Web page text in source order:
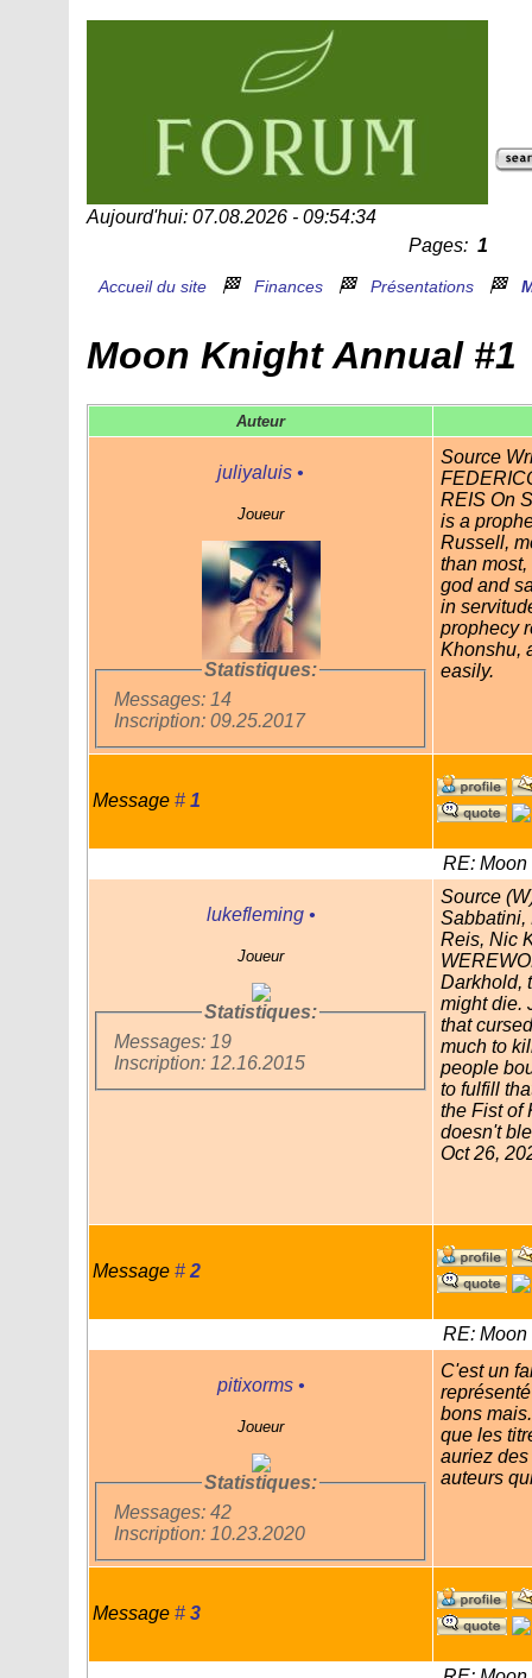
Aujourd'hui: 07.08.2026 - 09:54:34
Pages: 1
Accueil du site 🏁Finances 🏁Présentations 🏁
Moon Knight Annual #1
Auteur
juliyaluis •
Joueur
Statistiques:
Messages: 14
Inscription: 09.25.2017
Source
REIS On
is a
Russell,
than
god and
in
prophecy
Khonshu,
easily.
Message#1
RE:
lukefleming •
Joueur
Statistiques:
Messages: 19
Inscription: 12.16.2015
Source
Sabbatini,
Reis, Nic
Darkhold,
might die.
that
much to
people
to fulfill
the Fist of
doesn't
Oct 26,
Message#2
RE:
pitixorms •
Joueur
Statistiques:
Messages: 42
Inscription: 10.23.2020
C'est un
bons
que les
auriez
auteurs
Message#3